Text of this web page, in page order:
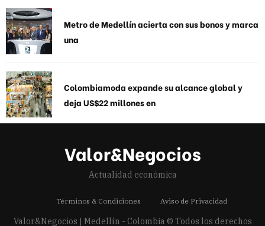
Metro de Medellín acierta con sus bonos y marca
una
Colombiamoda expande su alcance global y
deja US$22 millones en
Valor&Negocios
Actualidad económica
Términos & Condiciones Aviso de Privacidad